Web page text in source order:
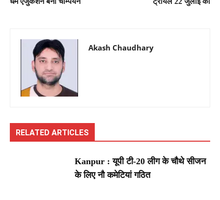
Akash Chaudhary
RELATED ARTICLES
Kanpur : यूपी टी-20 लीग के चौथे सीजन
के लिए नौ कमेटियां गठित